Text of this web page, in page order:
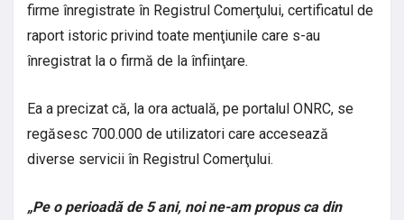
firme înregistrate în Registrul Comerţului, certificatul de
raport istoric privind toate menţiunile care s-au
înregistrat la o firmă de la înfiinţare.
Ea a precizat că, la ora actuală, pe portalul ONRC, se
regăsesc 700.000 de utilizatori care accesează
diverse servicii în Registrul Comerţului.
„Pe o perioadă de 5 ani, noi ne-am propus ca din